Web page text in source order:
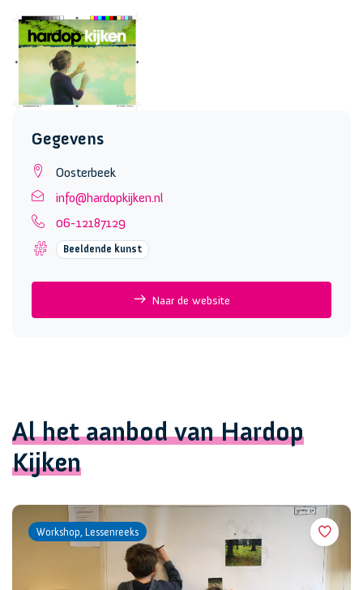
Gegevens
Oosterbeek
info@hardopkijken.nl
06-12187129
Beeldende kunst
Naar de website
Al het aanbod van Hardop
Kijken
Workshop, Lessenreeks